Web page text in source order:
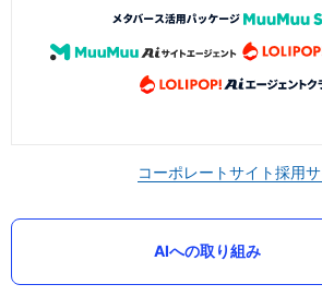
コーポレートサイト採用
AIへの取り組み